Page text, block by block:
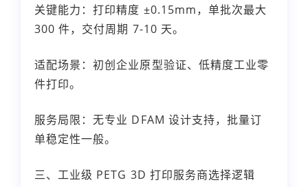
关键能力：打印精度 ±0.15mm，单批次最大
300 件，交付周期 7-10 天。
适配场景：初创企业原型验证、低精度工业零
件打印。
服务局限：无专业 DFAM 设计支持，批量订
单稳定性一般。
三、工业级 PETG 3D 打印服务商选择逻辑